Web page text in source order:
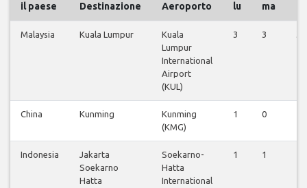
il paese Destinazione Aeroporto lu ma
Malaysia Kuala Lumpur
Kuala
Lumpur
International
Airport
(KUL)
3 3
China Kunming
Kunming
(KMG)
1 0
Indonesia
Jakarta
Soekarno
Hatta
Soekarno-
Hatta
International
1 1